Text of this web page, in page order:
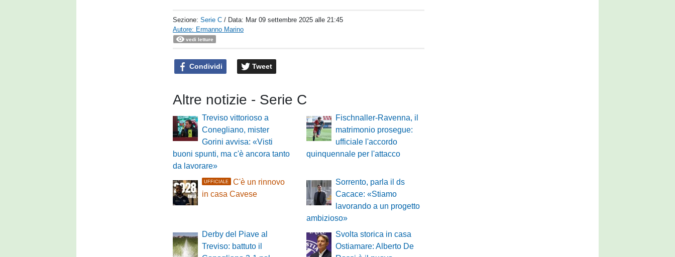
Sezione:Serie C / Data: Mar 09 settembre 2025 alle 21:45
Autore: Ermanno Marino
vedi letture
Condividi Tweet
Altre notizie - Serie C
Treviso vittorioso a
Conegliano, mister
Gorini avvisa: «Visti
buoni spunti, ma c'è ancora tanto
da lavorare»
Fischnaller-Ravenna, il
matrimonio prosegue:
ufficiale l'accordo
quinquennale per l'attacco
UFFICIALE
C'è un rinnovo
in casa Cavese
Sorrento, parla il ds
Cacace: «Stiamo
lavorando a un progetto
ambizioso»
Derby del Piave al
Treviso: battuto il
Svolta storica in casa
Ostiamare: Alberto De